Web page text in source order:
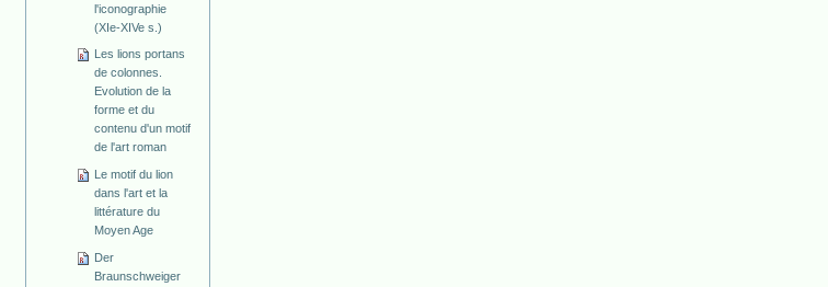
l'iconographie
(XIe-XIVe s.)
Les lions portans
de colonnes.
Evolution de la
forme et du
contenu d'un motif
de l'art roman
Le motif du lion
dans l'art et la
littérature du
Moyen Age
Der
Braunschweiger